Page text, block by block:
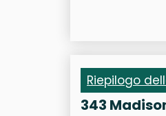
Riepilogo
343